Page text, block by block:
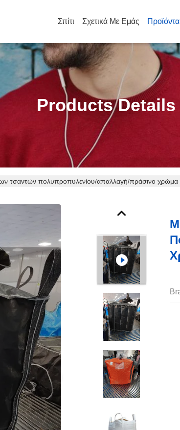
Σπίτι Σχετικά Με Εμάς Προϊόντα
Products Details
τσαντών πολυπροπυλενίου/απαλλαγή/πράσινο